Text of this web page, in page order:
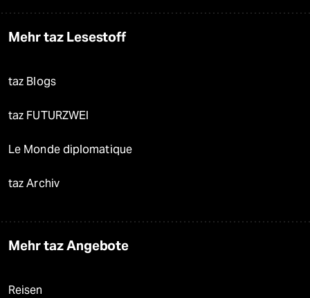
Mehr taz Lesestoff
taz Blogs
taz FUTURZWEI
Le Monde diplomatique
taz Archiv
Mehr taz Angebote
Reisen